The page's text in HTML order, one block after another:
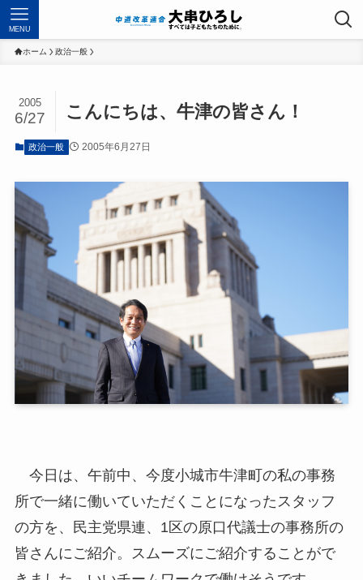
MENU
ホーム 政治一般
こんにちは、牛津の皆さん！
2005
6/27
政治一般 2005年6月27日
今日は、午前中、今度小城市牛津町の私の事務
所で一緒に働いていただくことになったスタッフ
の方を、民主党県連、1区の原口代議士の事務所の
皆さんにご紹介。スムーズにご紹介することがで